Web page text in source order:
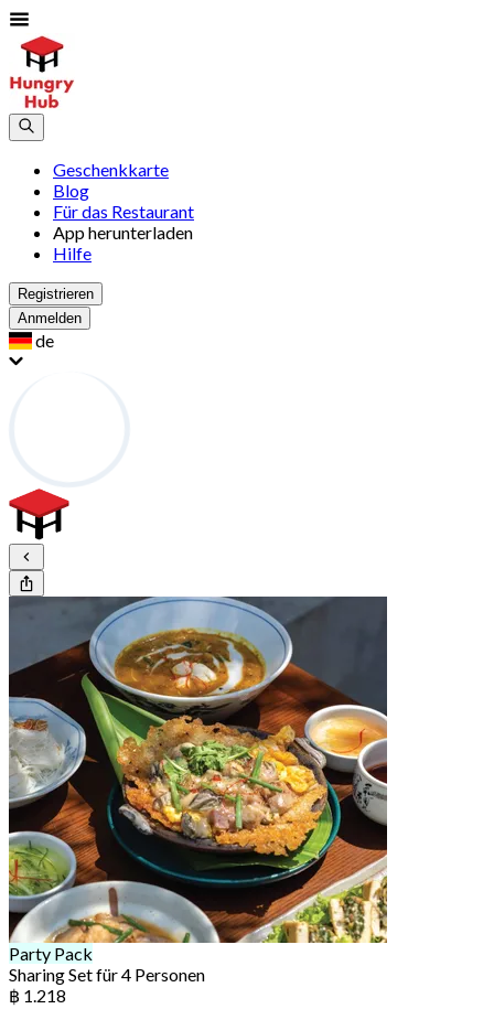
Geschenkkarte
Blog
Für das Restaurant
App herunterladen
Hilfe
Registrieren
Anmelden
de
Party Pack
Sharing Set für 4 Personen
฿ 1.218